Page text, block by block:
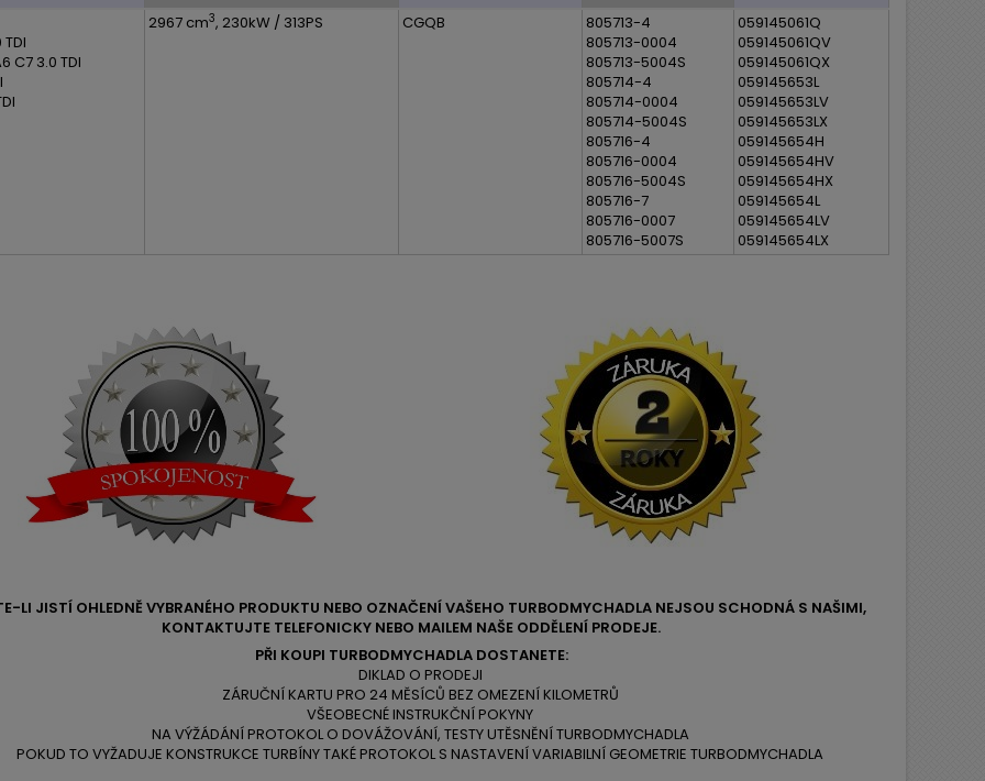
C7 3.0 TDI
2967 cm3, 230kW / 313PS CGQB
805713-4
805713-0004
805713-5004S
805714-4
805714-0004
805714-5004S
805716-4
805716-0004
805716-5004S
805716-7
805716-0007
805716-5007S
059145061Q
059145061QV
059145061QX
059145653L
059145653LV
059145653LX
059145654H
059145654HV
059145654HX
059145654L
059145654LV
059145654LX
LI JISTÍ OHLEDNĚ VYBRANÉHO PRODUKTU NEBO OZNAČENÍ VAŠEHO TURBODMYCHADLA NEJSOU SCHODNÁ S NAŠIMI,
KONTAKTUJTE TELEFONICKY NEBO MAILEM NAŠE ODDĚLENÍ PRODEJE.
PŘI KOUPI TURBODMYCHADLA DOSTANETE:
DIKLAD O PRODEJI
ZÁRUČNÍ KARTU PRO 24 MĚSÍCŮ BEZ OMEZENÍ KILOMETRŮ
VŠEOBECNÉ INSTRUKČNÍ POKYNY
NA VÝŽÁDÁNÍ PROTOKOL O DOVÁŽOVÁNÍ, TESTY UTĚSNĚNÍ TURBODMYCHADLA
POKUD TO VYŽADUJE KONSTRUKCE TURBÍNY TAKÉ PROTOKOL S NASTAVENÍ VARIABILNÍ GEOMETRIE TURBODMYCHADLA